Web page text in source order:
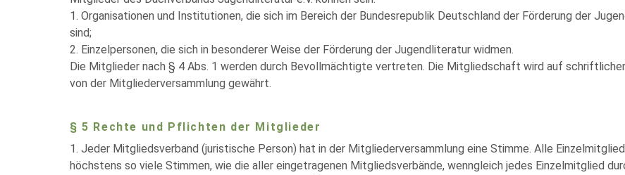
1. Organisationen und Institutionen, die sich im Bereich der Bundesrepublik Deutschland der Förderung der
sind;
2. Einzelpersonen, die sich in besonderer Weise der Förderung der Jugendliteratur widmen.
Die Mitglieder nach § 4 Abs. 1 werden durch Bevollmächtigte vertreten. Die Mitgliedschaft wird auf
von der Mitgliederversammlung gewährt.
§ 5 Rechte und Pflichten der Mitglieder
1. Jeder Mitgliedsverband (juristische Person) hat in der Mitgliederversammlung eine Stimme. Alle
höchstens so viele Stimmen, wie die aller eingetragenen Mitgliedsverbände, wenngleich jedes Einzelmitglied